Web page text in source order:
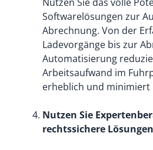
Softwarelösungen zur
Abrechnung. Von der
Ladevorgänge bis zur
Automatisierung
Arbeitsaufwand im
erheblich und minimiert
Nutzen Sie
rechtssichere Lösungen